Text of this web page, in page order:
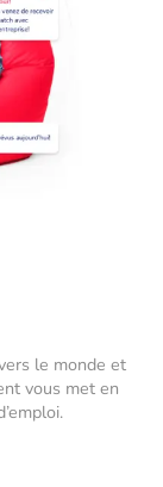
le monde et
vous met en